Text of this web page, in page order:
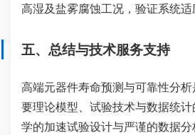
高湿及盐雾腐蚀工况，验证系统适
五、总结与技术服务支持
高端元器件寿命预测与可靠性分
要理论模型、试验技术与数据统
学的加速试验设计与严谨的数据